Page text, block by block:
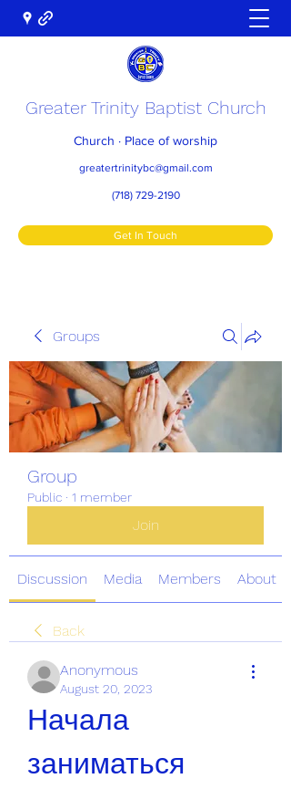
Greater Trinity Baptist Church
Church · Place of worship
greatertrinitybc@gmail.com
(718) 729-2190
Get In Touch
Groups
Group
Public · 1 member
Join
Discussion Media Members About
Back
Anonymous
August 20, 2023
Начала
заниматься